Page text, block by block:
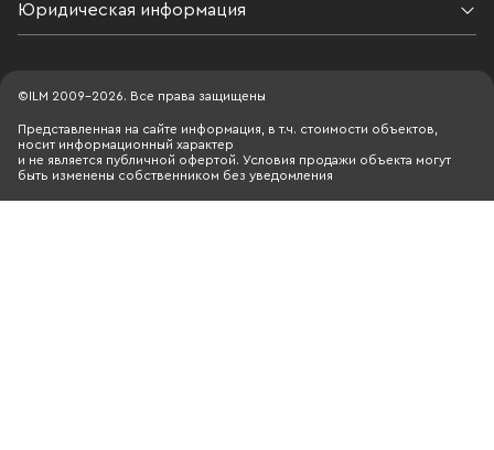
Юридическая информация
©ILM 2009-2026. Все права защищены
Представленная на сайте информация, в т.ч. стоимости объектов,
носит информационный характер
и не является публичной офертой. Условия продажи объекта могут
быть изменены собственником без уведомления